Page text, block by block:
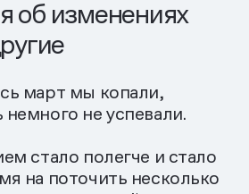
об изменениях
март мы копали,
не успевали.
стало полегче и стало
на поточить несколько